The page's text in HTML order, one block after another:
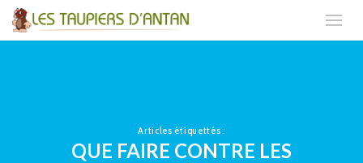
Articles étiquettés :
QUE FAIRE CONTRE LES